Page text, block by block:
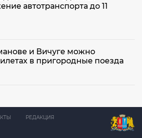
автотранспорта до 11
и Вичуге можно
в пригородные поезда
РЕДАКЦИЯ